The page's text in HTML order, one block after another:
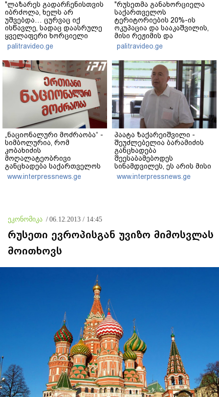
"ლაზარეს გადარჩენისთვის
იბრძოლა, ხელს არ
უშვებდა… ცურვაც იქ
ისწავლე, სადაც დაასრულე
ყველაფერი ხორციელი
ცხოვრებიდან" – რას წერს
ხობში დაღუპული დედა-
შვილის ახლობელი?
palitravideo.ge
"რუსეთმა განახორციელა
საქართველოს
ტერიტორიების 20%-ის
ოკუპაცია და სააკაშვილის,
მისი რეჟიმის და
"ნაცმოძრაობის" ღალატი
ვერანაირად ვერ
გადაფარავს ამ
დანაშაულს" - ირაკლი
კობახიძე
palitravideo.ge
„ნაციონალური მოძრაობა“ -
სიმბოლურია, რომ
კობახიძის
მოღალატეობრივი
განცხადება საქართველოს
თავისუფლებისთვის
შეწირული გმირების
www.interpressnews.ge
პაატა ზაქარეიშვილი -
შეუძლებელია ბარამიძის
განცხადება
შეესაბამებოდეს
სინამდვილეს, ეს არის მისი
მოსაზრება, აბსოლუტურად
ამოვარდნილი
www.interpressnews.ge
ეკონომიკა / 06.12.2013 / 14:45
რუსეთი ევროპისგან უვიზო მიმოსვლას
მოითხოვს